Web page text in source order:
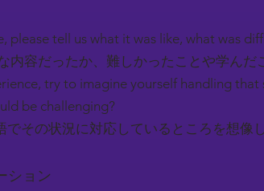
please tell us what it was like, what was
内容だったか、難しかったことや学んだ
try to imagine yourself handling that
be challenging?
でその状況に対応しているところを想像
ション